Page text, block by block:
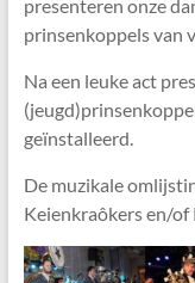
presenteren onze
prinsenkoppels van
Na een leuke act
geïnstalleerd.
De muzikale
Keienkraôkers en/of